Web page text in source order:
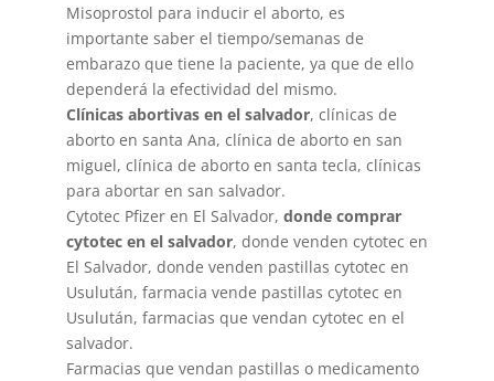
Misoprostol para inducir el aborto, es
importante saber el tiempo/semanas de
embarazo que tiene la paciente, ya que de ello
dependerá la efectividad del mismo.
Clínicas abortivas en el salvador, clínicas de
aborto en santa Ana, clínica de aborto en san
miguel, clínica de aborto en santa tecla, clínicas
para abortar en san salvador.
Cytotec Pfizer en El Salvador, donde comprar
cytotec en el salvador, donde venden cytotec en
El Salvador, donde venden pastillas cytotec en
Usulután, farmacia vende pastillas cytotec en
Usulután, farmacias que vendan cytotec en el
salvador.
Farmacias que vendan pastillas o medicamento